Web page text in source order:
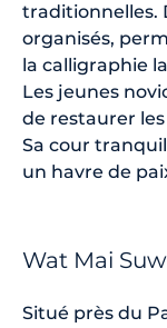
traditionnelles.
organisés,
la calligraphie
Les jeunes
de restaurer
Sa cour
un havre de
Wat Mai
Situé près du